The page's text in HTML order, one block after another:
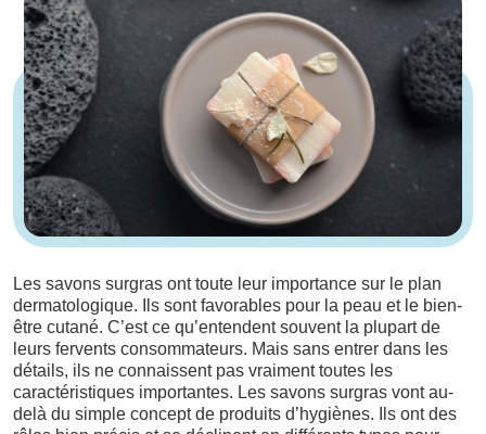
Les savons surgras ont toute leur importance sur le plan
dermatologique. Ils sont favorables pour la peau et le bien-
être cutané. C’est ce qu’entendent souvent la plupart de
leurs fervents consommateurs. Mais sans entrer dans les
détails, ils ne connaissent pas vraiment toutes les
caractéristiques importantes. Les savons surgras vont au-
delà du simple concept de produits d’hygiènes. Ils ont des